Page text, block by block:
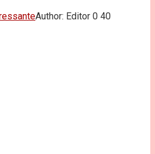
Author: Editor 0 40